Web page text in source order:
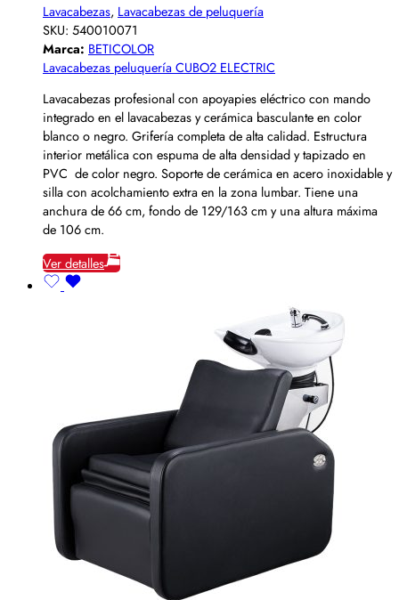
Lavacabezas, Lavacabezas de peluquería
SKU: 540010071
Marca: BETICOLOR
Lavacabezas peluquería CUBO2 ELECTRIC
Lavacabezas profesional con apoyapies eléctrico con mando
integrado en el lavacabezas y cerámica basculante en color
blanco o negro. Grifería completa de alta calidad. Estructura
interior metálica con espuma de alta densidad y tapizado en
PVC de color negro. Soporte de cerámica en acero inoxidable y
silla con acolchamiento extra en la zona lumbar. Tiene una
anchura de 66 cm, fondo de 129/163 cm y una altura máxima
de 106 cm.
Ver detalles